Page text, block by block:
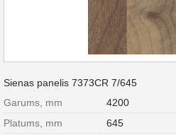
Sienas panelis 7373CR 7/645
Garums, mm
4200
Platums, mm
645